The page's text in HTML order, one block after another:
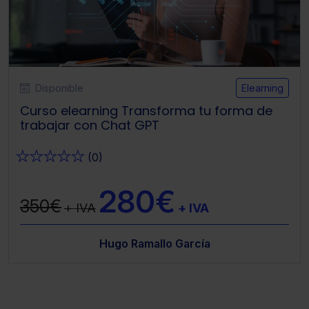
Disponible Elearning
Curso elearning Transforma tu forma de
trabajar con Chat GPT
★★★★★ (0)
350€+ IVA 280€ + IVA
Hugo Ramallo García